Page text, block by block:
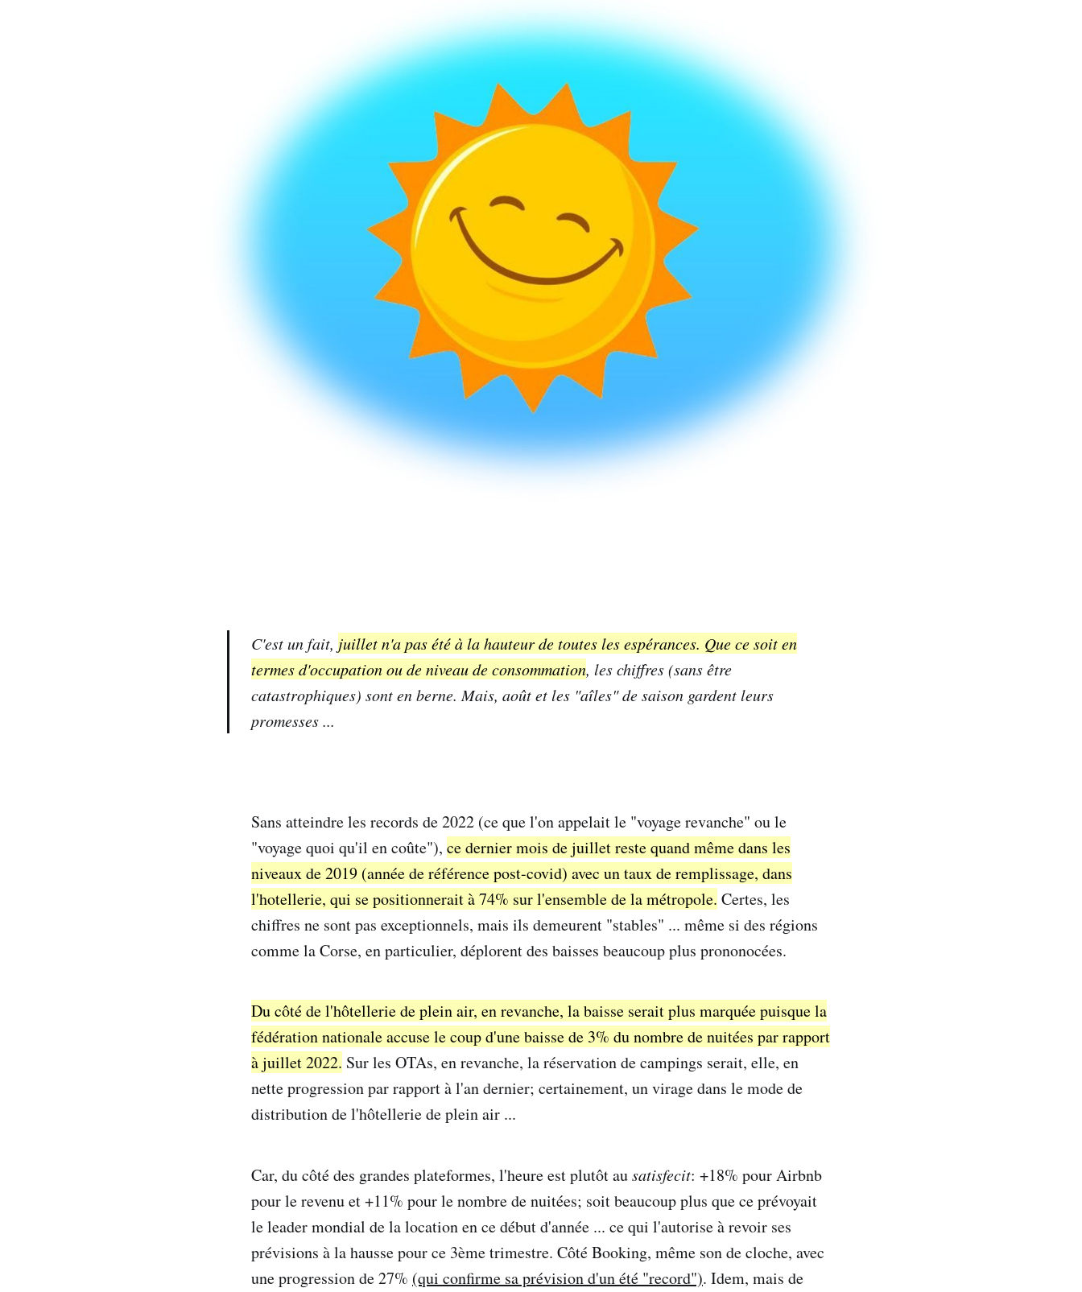
C'est un fait, juillet n'a pas été à la hauteur de toutes les espérances. Que ce soit en
termes d'occupation ou de niveau de consommation, les chiffres (sans être
catastrophiques) sont en berne. Mais, août et les "aîles" de saison gardent leurs
promesses ...
Sans atteindre les records de 2022 (ce que l'on appelait le "voyage revanche" ou le
"voyage quoi qu'il en coûte"), ce dernier mois de juillet reste quand même dans les
niveaux de 2019 (année de référence post-covid) avec un taux de remplissage, dans
l'hotellerie, qui se positionnerait à 74% sur l'ensemble de la métropole. Certes, les
chiffres ne sont pas exceptionnels, mais ils demeurent "stables" ... même si des régions
comme la Corse, en particulier, déplorent des baisses beaucoup plus prononocées.
Du côté de l'hôtellerie de plein air, en revanche, la baisse serait plus marquée puisque la
fédération nationale accuse le coup d'une baisse de 3% du nombre de nuitées par rapport
à juillet 2022. Sur les OTAs, en revanche, la réservation de campings serait, elle, en
nette progression par rapport à l'an dernier; certainement, un virage dans le mode de
distribution de l'hôtellerie de plein air ...
Car, du côté des grandes plateformes, l'heure est plutôt ausatisfecit: +18% pour Airbnb
pour le revenu et +11% pour le nombre de nuitées; soit beaucoup plus que ce prévoyait
le leader mondial de la location en ce début d'année ... ce qui l'autorise à revoir ses
prévisions à la hausse pour ce 3ème trimestre. Côté Booking, même son de cloche, avec
une progression de 27% (qui confirme sa prévision d'un été "record"). Idem, mais de